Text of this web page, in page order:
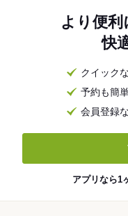
より便
快
クイック
予約も簡
会員登録
アプリなら1